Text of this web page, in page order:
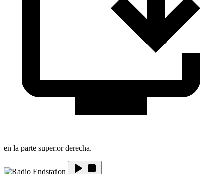
en la parte superior derecha.